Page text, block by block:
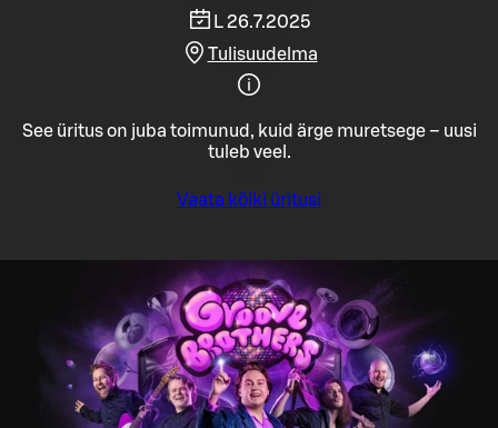
L 26.7.2025
Tulisuudelma
See üritus on juba toimunud, kuid ärge muretsege – uusi
tuleb veel.
Vaata kõiki üritusi